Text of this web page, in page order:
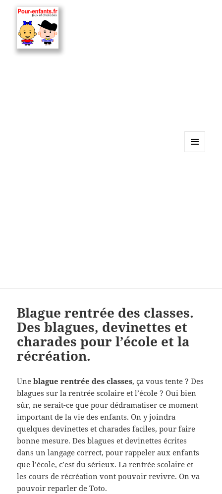
devinettes, pour enfants.
Blague rentrée des classes.
Des blagues, devinettes et
charades pour l’école et la
récréation.
Uneblague rentrée des classes, ça vous tente ? Des
blagues sur la rentrée scolaire et l’école ? Oui bien
sûr, ne serait-ce que pour dédramatiser ce moment
important de la vie des enfants. On y joindra
quelques devinettes et charades faciles, pour faire
bonne mesure. Des blagues et devinettes écrites
dans un langage correct, pour rappeler aux enfants
que l’école, c’est du sérieux. La rentrée scolaire et
les cours de récréation vont pouvoir revivre. On va
pouvoir reparler de Toto.